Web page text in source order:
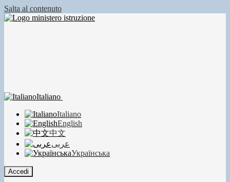
Salta al contenuto
Italiano
Italiano
English
中文
عربى
Українська
Accedi